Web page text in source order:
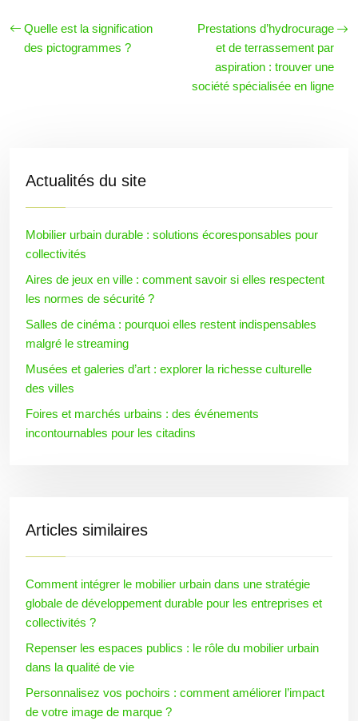
Quelle est la signification
des pictogrammes ?
Prestations d’hydrocurage
et de terrassement par
aspiration : trouver une
société spécialisée en ligne
Actualités du site
Mobilier urbain durable : solutions écoresponsables pour
collectivités
Aires de jeux en ville : comment savoir si elles respectent
les normes de sécurité ?
Salles de cinéma : pourquoi elles restent indispensables
malgré le streaming
Musées et galeries d’art : explorer la richesse culturelle
des villes
Foires et marchés urbains : des événements
incontournables pour les citadins
Articles similaires
Comment intégrer le mobilier urbain dans une stratégie
globale de développement durable pour les entreprises et
collectivités ?
Repenser les espaces publics : le rôle du mobilier urbain
dans la qualité de vie
Personnalisez vos pochoirs : comment améliorer l’impact
de votre image de marque ?